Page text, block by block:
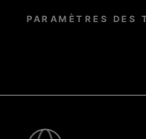
PARAMÈTRES DES